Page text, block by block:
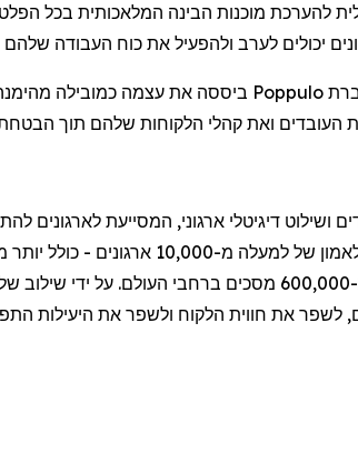
להערכת מוכנות הבינה המלאכותית בכל
יכולים לערב ולהפעיל את כוח העבודה שלהם
Poppulo ביססה את עצמה כמובילה
העובדים ואת קהלי הלקוחות שלהם תוך
ושילוט דיגיטלי ארגוני, המסייעת לארגונים
של למעלה מ-10,000 ארגונים - כולל יותר
מסכים ברחבי העולם. על ידי שילוב
, לשפר את חווית הלקוח ולשפר את היעילות